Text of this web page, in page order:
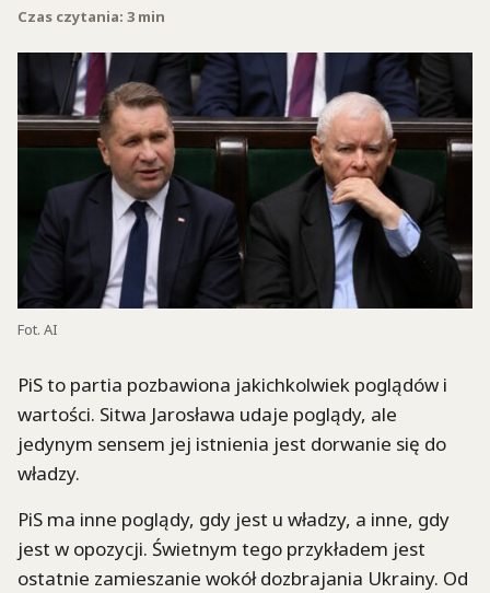
Czas czytania: 3 min
Fot. AI
PiS to partia pozbawiona jakichkolwiek poglądów i
wartości. Sitwa Jarosława udaje poglądy, ale
jedynym sensem jej istnienia jest dorwanie się do
władzy.
PiS ma inne poglądy, gdy jest u władzy, a inne, gdy
jest w opozycji. Świetnym tego przykładem jest
ostatnie zamieszanie wokół dozbrajania Ukrainy. Od